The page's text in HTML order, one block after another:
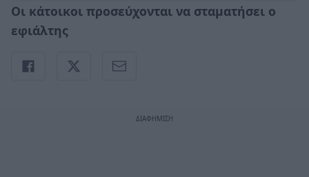
Οι κάτοικοι προσεύχονται να σταματήσει ο
εφιάλτης